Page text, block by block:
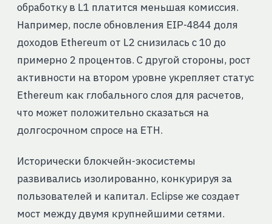
обработку в L1 платится меньшая комиссия.
Например, после обновления EIP-4844 доля
доходов Ethereum от L2 снизилась с 10 до
примерно 2 процентов. С другой стороны, рост
активности на втором уровне укрепляет статус
Ethereum как глобального слоя для расчетов,
что может положительно сказаться на
долгосрочном спросе на ETH.
Исторически блокчейн-экосистемы
развивались изолированно, конкурируя за
пользователей и капитал. Eclipse же создает
мост между двумя крупнейшими сетями.